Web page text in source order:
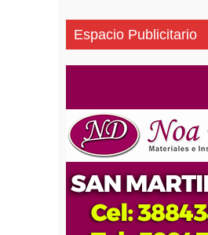
Espacio Publicitario